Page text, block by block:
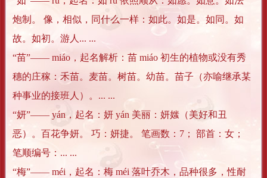
炮制。 像，相似，同什么一样：如此。如是。如同。如
故。如初。游人... ...
“苗”―― miáo，起名解析：苗 miáo 初生的植物或没有秀
穗的庄稼：禾苗。麦苗。树苗。幼苗。苗子（亦喻继承某
种事业的接班人）。... ...
“妍”―― yán，起名：妍 yán 美丽：妍媸（美好和丑
恶）。百花争妍。 巧：妍捷。 笔画数：7； 部首：女；
笔顺编号：... ...
“梅”―― méi，起名：梅 méi 落叶乔木，品种很多，性耐